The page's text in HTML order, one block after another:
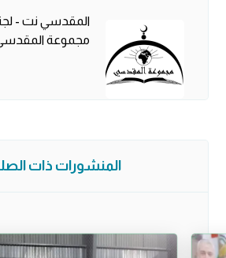
المقدسي نت -
مجموعة
المنشورات ذات